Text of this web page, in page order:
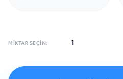
MIKTAR SEÇIN: